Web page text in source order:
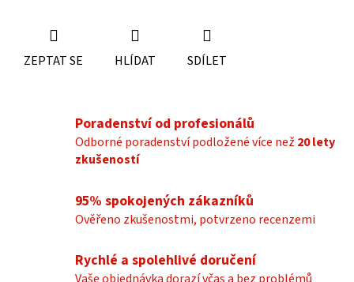
ZEPTAT SE HLÍDAT SDÍLET
Poradenství od profesionálů
Odborné poradenství podložené více než 20 lety
zkušeností
95% spokojených zákazníků
Ověřeno zkušenostmi, potvrzeno recenzemi
Rychlé a spolehlivé doručení